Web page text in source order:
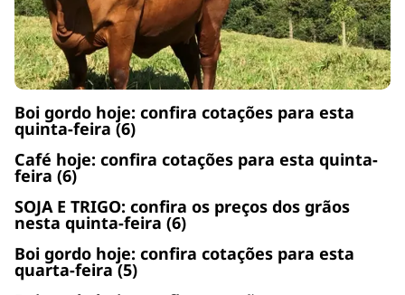
Boi gordo hoje: confira cotações para esta
quinta-feira (6)
Café hoje: confira cotações para esta quinta-
feira (6)
SOJA E TRIGO: confira os preços dos grãos
nesta quinta-feira (6)
Boi gordo hoje: confira cotações para esta
quarta-feira (5)